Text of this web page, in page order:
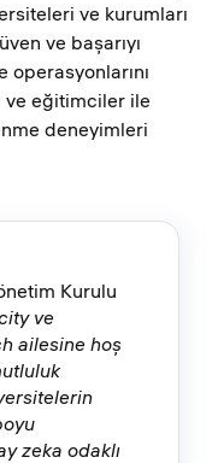
ve kurumları
ve başarıyı
ve eğitimciler ile
deneyimleri
Kurulu
ve
ailesine hoş
zeka odaklı